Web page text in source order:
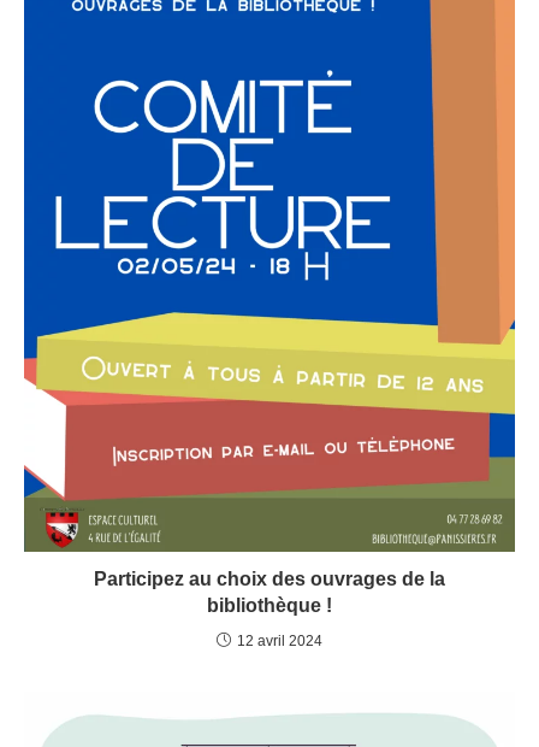
Participez au choix des ouvrages de la
bibliothèque !
12 avril 2024